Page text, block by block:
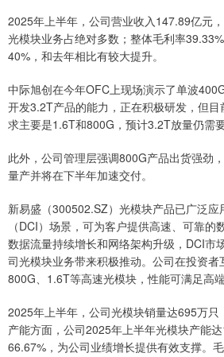
2025年上半年，公司营业收入147.89亿元
光模块业务占绝对多数；整体毛利率
40%，和去年相比有较大提升。
中际旭创在今年OFC上现场演示了单波
开发3.2T产品的能力，正在积极研发，但
求主要是1.6T和800G，预计3.2T放量仍需要
此外，公司管理层强调800G产品出货强劲
量产并将在下半年加速交付。
新易盛（300502.SZ）光模块产品已广泛应
（DCI）场景，可为客户提供高速、可靠
数据流量持续增长和网络架构升级，DCI市
司光模块业务带来积极推动。公司在投资者
800G、1.6T等高速光模块，性能可满足高
2025年上半年，公司光模块销量达695万只
产能方面，公司2025年上半年光模块产能
66.67%，为公司业绩增长提供有效支撑。